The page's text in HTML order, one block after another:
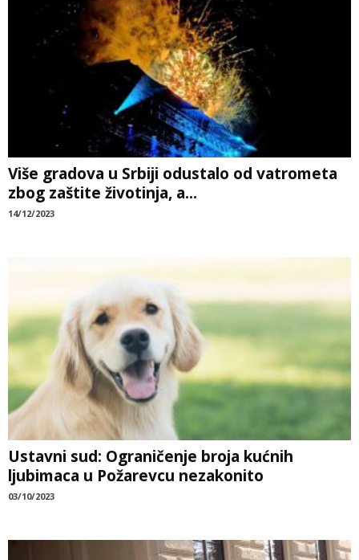
Više gradova u Srbiji odustalo od vatrometa
zbog zaštite životinja, a...
14/12/2023
Ustavni sud: Ograničenje broja kućnih
ljubimaca u Požarevcu nezakonito
03/10/2023